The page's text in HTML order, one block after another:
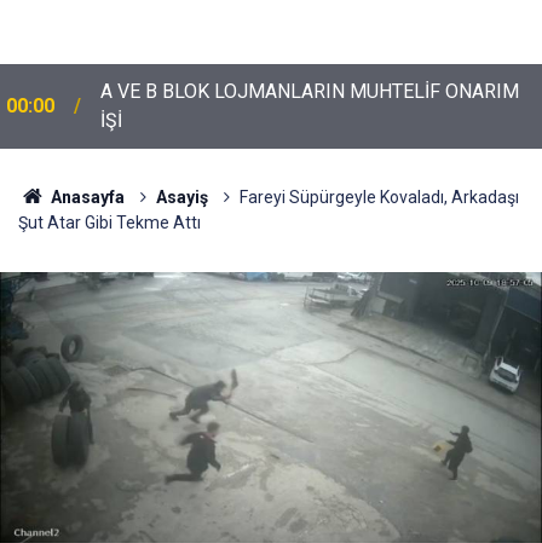
00:00
A VE B BLOK LOJMANLARIN MUHTELİF ONARIM
İŞİ
Anasayfa Asayiş
Fareyi Süpürgeyle Kovaladı, Arkadaşı
Şut Atar Gibi Tekme Attı